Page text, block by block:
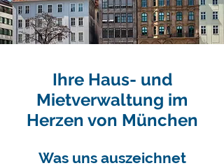
​Ihre Haus- und
Mietverwaltung im
Herzen von München
Was uns auszeichnet